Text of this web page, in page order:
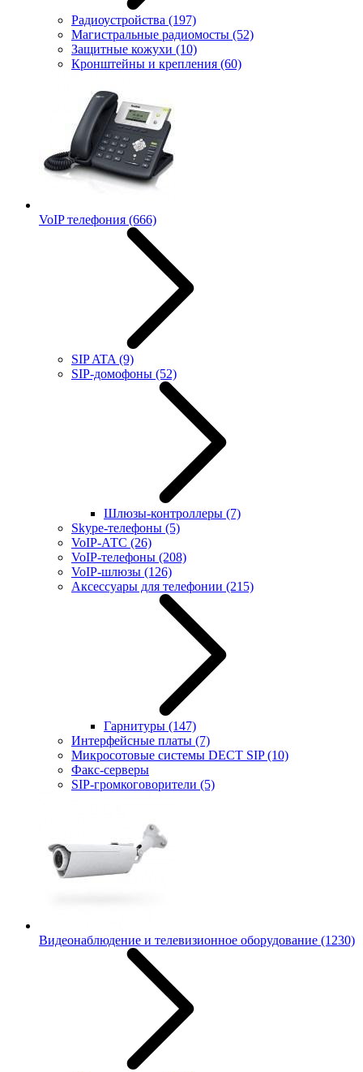
Радиоустройства (197)
Магистральные радиомосты (52)
Защитные кожухи (10)
Кронштейны и крепления (60)
VoIP телефония (666)
SIP ATA (9)
SIP-домофоны (52)
Шлюзы-контроллеры (7)
Skype-телефоны (5)
VoIP-АТС (26)
VoIP-телефоны (208)
VoIP-шлюзы (126)
Аксессуары для телефонии (215)
Гарнитуры (147)
Интерфейсные платы (7)
Микросотовые системы DECT SIP(10)
Факс-серверы
SIP-громкоговорители (5)
Видеонаблюдение и телевизионное оборудование (1230)